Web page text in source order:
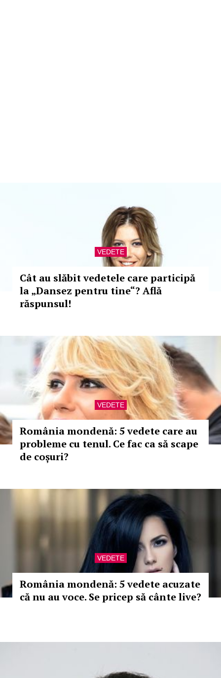
VEDETE
Cât au slăbit vedetele care participă
la „Dansez pentru tine“? Află
răspunsul!
VEDETE
România mondenă: 5 vedete care au
probleme cu tenul. Ce fac ca să scape
de coșuri?
VEDETE
România mondenă: 5 vedete acuzate
că nu au voce. Se pricep să cânte live?